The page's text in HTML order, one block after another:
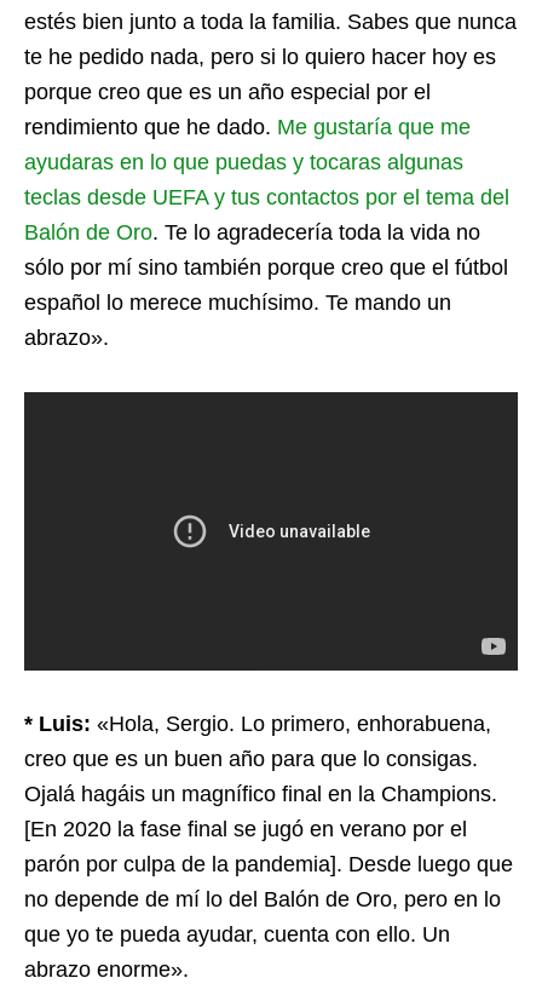
estés bien junto a toda la familia. Sabes que nunca
te he pedido nada, pero si lo quiero hacer hoy es
porque creo que es un año especial por el
rendimiento que he dado. Me gustaría que me
ayudaras en lo que puedas y tocaras algunas
teclas desde UEFA y tus contactos por el tema del
Balón de Oro. Te lo agradecería toda la vida no
sólo por mí sino también porque creo que el fútbol
español lo merece muchísimo. Te mando un
abrazo».
* Luis: «Hola, Sergio. Lo primero, enhorabuena,
creo que es un buen año para que lo consigas.
Ojalá hagáis un magnífico final en la Champions.
[En 2020 la fase final se jugó en verano por el
parón por culpa de la pandemia]. Desde luego que
no depende de mí lo del Balón de Oro, pero en lo
que yo te pueda ayudar, cuenta con ello. Un
abrazo enorme».